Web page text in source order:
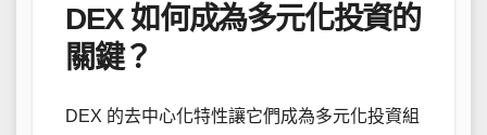
DEX 如何成為多元化投資的
關鍵？
DEX 的去中心化特性讓它們成為多元化投資組